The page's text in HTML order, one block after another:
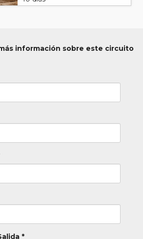
información sobre este circuito
*